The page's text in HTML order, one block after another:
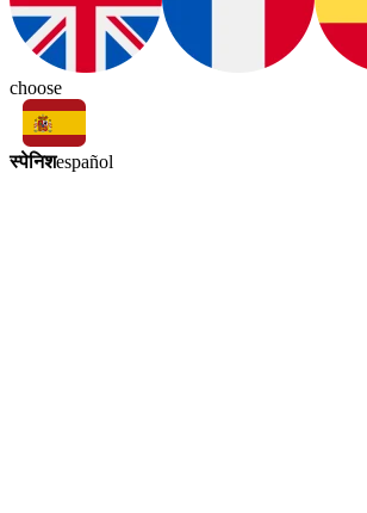
choose
स्पेनिशespañol